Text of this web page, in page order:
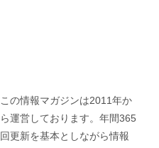
この情報マガジンは2011年か
ら運営しております。年間365
回更新を基本としながら情報